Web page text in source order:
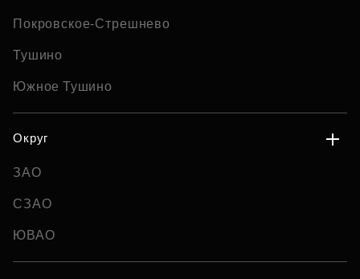
Покровское-Стрешнево
Тушино
Южное Тушино
Округ
ЗАО
СЗАО
ЮВАО